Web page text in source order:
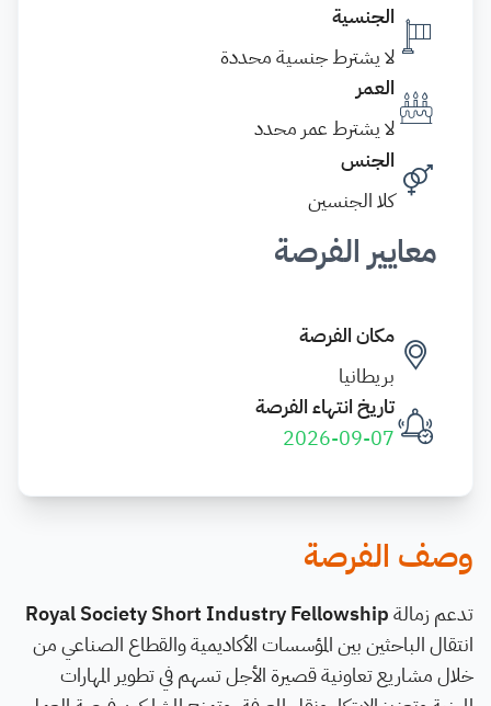
الجنسية
لا يشترط جنسية محددة
العمر
لا يشترط عمر محدد
الجنس
كلا الجنسين
معايير الفرصة
مكان الفرصة
بريطانيا
تاريخ انتهاء الفرصة
2026-09-07
وصف الفرصة
تدعم زمالةRoyal Society Short Industry Fellowship
انتقال الباحثين بين المؤسسات الأكاديمية والقطاع الصناعي من
خلال مشاريع تعاونية قصيرة الأجل تسهم في تطوير المهارات